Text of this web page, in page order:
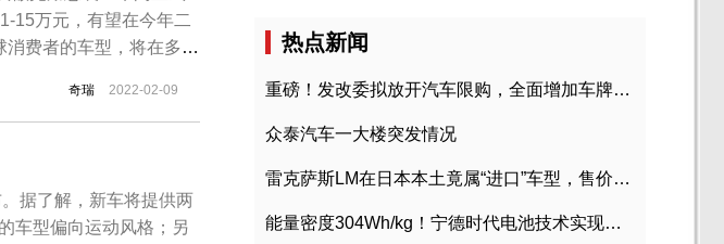
15万元，有望在今年二
费者的车型，将在多个
的革新。此外，格栅上
奇瑞 2022-02-09
据了解，新车将提供两
车型偏向运动风格；另
热点新闻
重磅！发改委拟放开汽车限购，全面增加车牌指标
众泰汽车一大楼突发情况
雷克萨斯LM在日本本土竟属“进口”车型，售价2580万日元
能量密度304Wh/kg！宁德时代电池技术实现突破